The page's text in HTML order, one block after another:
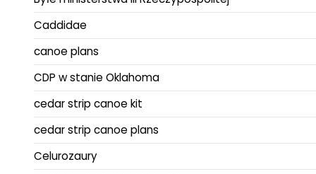
Caddidae
canoe plans
CDP w stanie Oklahoma
cedar strip canoe kit
cedar strip canoe plans
Celurozaury